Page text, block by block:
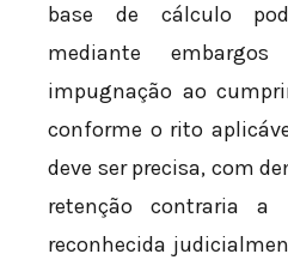
base de cálculo
mediante
impugnação ao
conforme o rito
deve ser precisa, com
retenção contraria a
reconhecida